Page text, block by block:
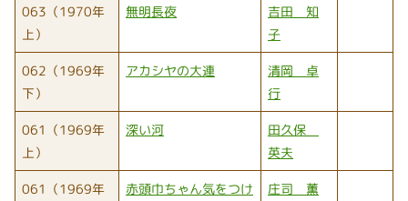
063（1970年
上）
無明長夜
吉田 知
子
062（1969年
下）
アカシヤの大連
清岡 卓
行
061（1969年
上）
深い河
田久保
英夫
061（1969年
赤頭巾ちゃん気をつけ
庄司 薫